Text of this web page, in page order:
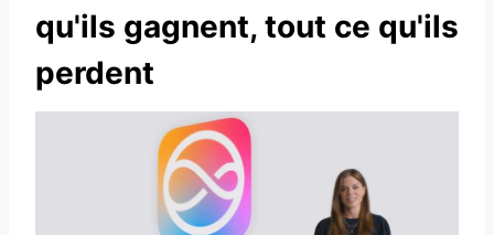
qu'ils gagnent, tout ce qu'ils
perdent